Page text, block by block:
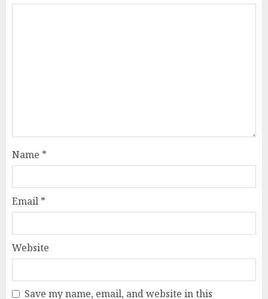
Name *
Email *
Website
Save my name, email, and website in this